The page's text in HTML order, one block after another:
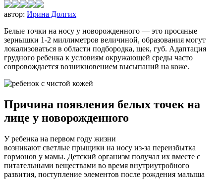
автор: Ирина Долгих
Белые точки на носу у новорожденного — это просяные
зернышки 1-2 миллиметров величиной, образования могут
локализоваться в области подбородка, щек, губ. Адаптация
грудного ребенка к условиям окружающей среды часто
сопровождается возникновением высыпаний на коже.
Причина появления белых точек на
лице у новорожденного
У ребенка на первом году жизни
возникают светлые прыщики на носу из-за переизбытка
гормонов у мамы. Детский организм получал их вместе с
питательными веществами во время внутриутробного
развития, поступление элементов после рождения малыша